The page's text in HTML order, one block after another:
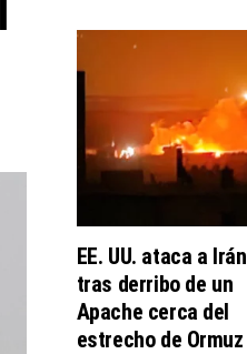
EE. UU. ataca a Irán
tras derribo de un
Apache cerca del
estrecho de Ormuz